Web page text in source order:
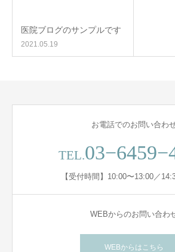
医院ブログのサンプルです
2021.05.19
お電話でのお問い合わ
TEL.
【受付時間】10:00〜13:00／
WEBからのお問い合わ
WEBからはこちら